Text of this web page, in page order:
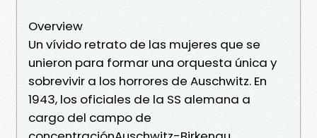
Overview
Un vívido retrato de las mujeres que se
unieron para formar una orquesta única y
sobrevivir a los horrores de Auschwitz. En
1943, los oficiales de la SS alemana a
cargo del campo de